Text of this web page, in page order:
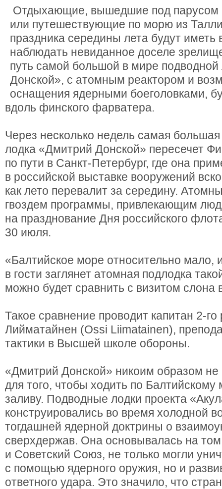
Отдыхающие, вышедшие под парусом
или путешествующие по морю из
праздника середины лета будут иметь
наблюдать невиданное доселе
путь самой большой в мире
Донской», с атомным реактором и
оснащения ядерными боеголовками,
вдоль финского фарватера.
Через несколько недель самая
лодка «Дмитрий Донской» пересечет
по пути в Санкт-Петербург, где она
в российской выставке вооружений
как лето перевалит за середину.
гвоздем программы, привлекающим
на празднование Дня российского
30 июля.
«Балтийское море относительно мало,
в гости заглянет атомная подлодка
можно будет сравнить с визитом слона
Такое сравнение проводит капитан 2-го
Лийматайнен (Ossi Liimatainen),
тактики в Высшей школе обороны.
«Дмитрий Донской» никоим образом не
для того, чтобы ходить по
заливу. Подводные лодки проекта
конструировались во время холодной
тогдашней ядерной доктрины о
сверхдержав. Она основывалась на
и Советский Союз, не только могли
с помощью ядерного оружия, но и
ответного удара. Это значило, что